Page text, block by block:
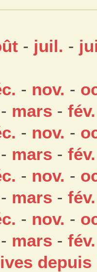
- juil. -
- nov. -
- mars -fév.
- nov. -
- mars -fév.
- nov. -
- mars -fév.
- nov. -
- mars -fév.
depuis